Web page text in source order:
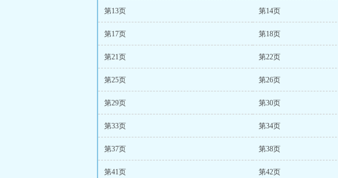
第13页 第14页
第17页 第18页
第21页 第22页
第25页 第26页
第29页 第30页
第33页 第34页
第37页 第38页
第41页 第42页